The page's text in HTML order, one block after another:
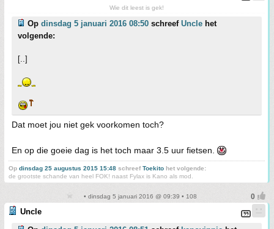
Wie dit leest is gek!
Op dinsdag 5 januari 2016 08:50 schreef Uncle het
volgende:
[..]
Dat moet jou niet gek voorkomen toch?
En op die goeie dag is het toch maar 3.5 uur fietsen.
Op dinsdag 25 augustus 2015 15:48 schreefToekito het volgende:
de grootste schande van heel FOK! naast Fylax is Kano als mod.
• dinsdag 5 januari 2016 @ 09:39 • 108
Uncle